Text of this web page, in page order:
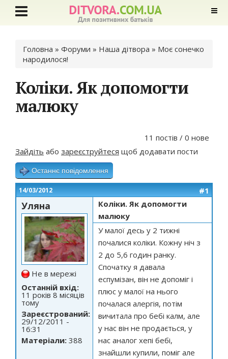
Ви є тут
Головна » Форуми » Наша дітвора » Моє сонечко
народилося!
Коліки. Як допомогти
малюку
11 постів / 0 нове
Зайдіть або зареєструйтеся щоб додавати пости
Останнє повідомлення
14/03/2012 #1
Уляна
Не в мережі
Останній вхід:
11 років 8 місяців
тому
Зареєстрований:
29/12/2011 -
16:31
Матеріали: 388
Коліки. Як допомогти
малюку
У малої десь у 2 тижні
почалися коліки. Кожну ніч з
2 до 5,6 годин ранку.
Спочатку я давала
еспумізан, він не допоміг і
плюс у малої на нього
почалася алергія, потім
вичитала про бебі калм, але
у нас він не продається, у
нас аналог хепі бебі,
знайшли купили, поміг але